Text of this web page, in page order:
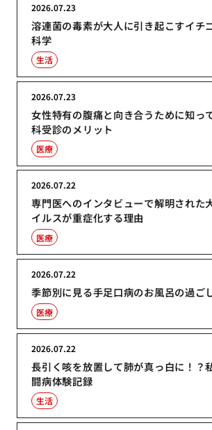
溶連菌の毒素が大人に引き起こすイチ
科学
2026.07.23
生活
女性特有の腹痛と向き合うために知っ
科受診のメリット
2026.07.23
医療
専門医へのインタビューで解明された
イルスが重症化する理由
2026.07.22
医療
季節別に見る手足口病のお風呂の過ご
2026.07.22
医療
長引く咳を放置して肺が真っ白に！？
闘病体験記録
2026.07.22
生活